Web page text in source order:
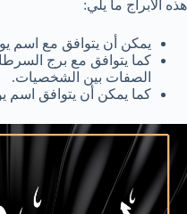
هذه الأبراج ما يلي:
يمكن أن يتوافق مع اسم
كما يتوافق مع برج
الصفات بين الشخصيات.
كما يمكن أن يتوافق